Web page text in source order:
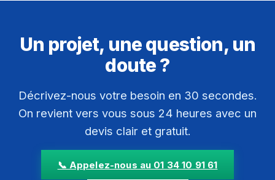
Un projet, une question, un
doute ?
Décrivez-nous votre besoin en 30 secondes.
On revient vers vous sous 24 heures avec un
devis clair et gratuit.
📞 Appelez-nous au 01 34 10 91 61